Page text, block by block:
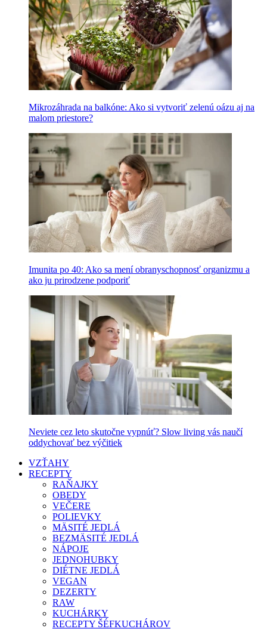
Mikrozáhrada na balkóne: Ako si vytvoriť zelenú oázu aj na
malom priestore?
Imunita po 40: Ako sa mení obranyschopnosť organizmu a
ako ju prirodzene podporiť
Neviete cez leto skutočne vypnúť? Slow living vás naučí
oddychovať bez výčitiek
VZŤAHY
RECEPTY
RAŇAJKY
OBEDY
VEČERE
POLIEVKY
MÄSITÉ JEDLÁ
BEZMÄSITÉ JEDLÁ
NÁPOJE
JEDNOHUBKY
DIÉTNE JEDLÁ
VEGAN
DEZERTY
RAW
KUCHÁRKY
RECEPTY ŠÉFKUCHÁROV